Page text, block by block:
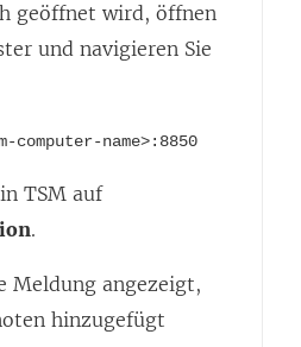
geöffnet wird, öffnen
und navigieren Sie
name>:8850
TSM auf
.
Meldung angezeigt,
hinzugefügt